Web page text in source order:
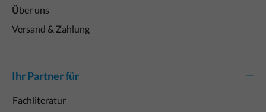
Über uns
Versand & Zahlung
Ihr Partner für
Fachliteratur